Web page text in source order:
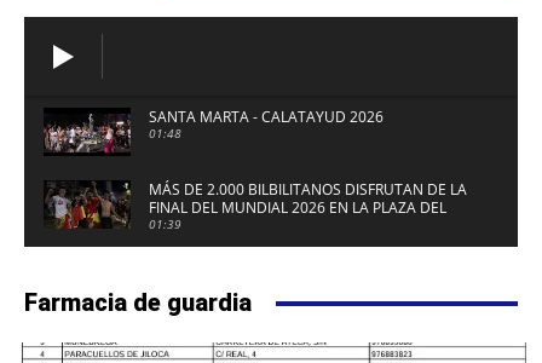
SANTA MARTA - CALATAYUD 2026
01:48
MÁS DE 2.000 BILBILITANOS DISFRUTAN DE LA
FINAL DEL MUNDIAL 2026 EN LA PLAZA DEL
FUERTE DE CALATAYUD
01:39
Farmacia de guardia